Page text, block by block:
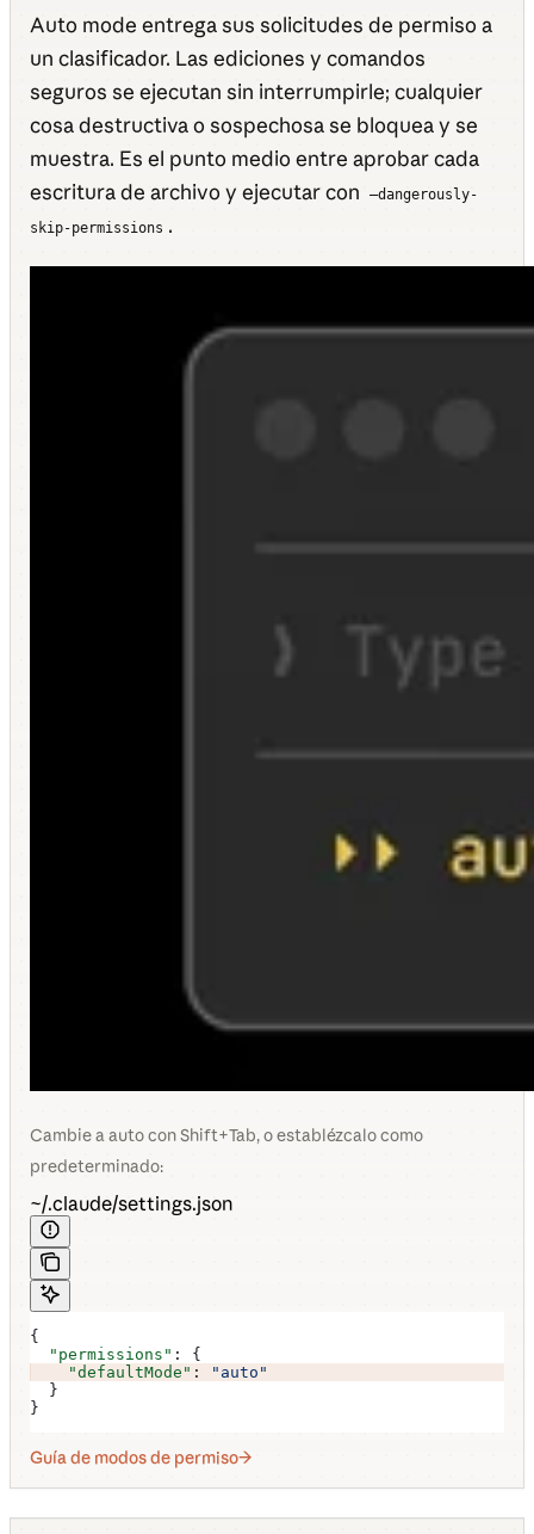
Auto mode entrega sus solicitudes de permiso a
un clasificador. Las ediciones y comandos
seguros se ejecutan sin interrumpirle; cualquier
cosa destructiva o sospechosa se bloquea y se
muestra. Es el punto medio entre aprobar cada
escritura de archivo y ejecutar con
—dangerously-
skip-permissions .
Cambie a auto con Shift+Tab, o establézcalo como
predeterminado:
~/.claude/settings.json
{
  "permissions"
: {
    "defaultMode"
:
"auto"
  }
}
Guía de modos de permiso